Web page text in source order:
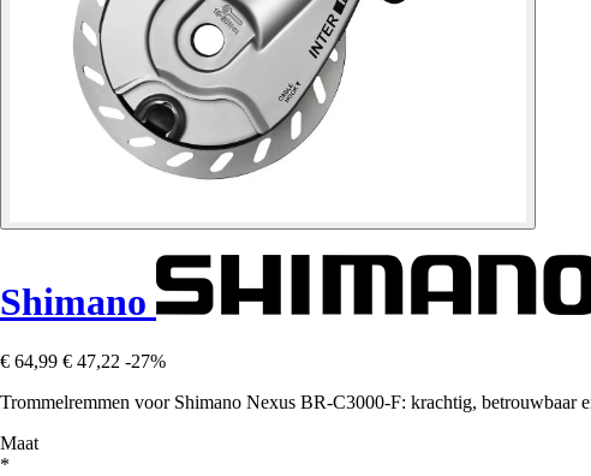
Shimano
€ 64,99 € 47,22 -27%
Trommelremmen voor Shimano Nexus BR-C3000-F: krachtig, betrouwbaar
Maat
*